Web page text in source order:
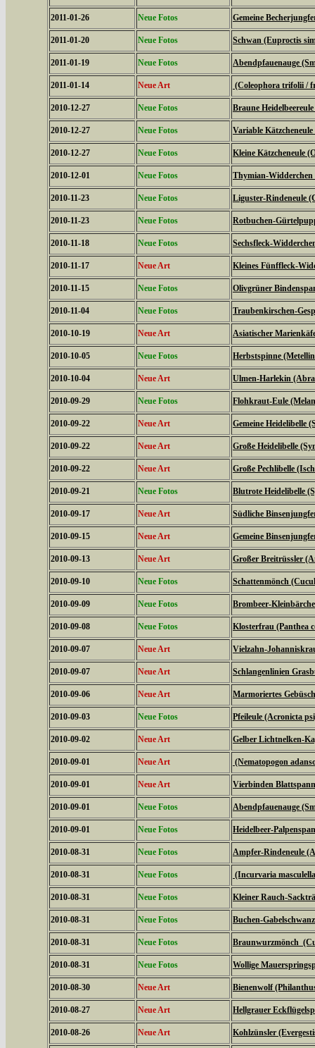
2011-01-26 Neue Fotos Gemeine
2011-01-20 Neue Fotos Schwan (Euproctis
2011-01-19 Neue Fotos Abendpfauenauge
2011-01-14 Neue Art (Coleophora trifolii /
2010-12-27 Neue Fotos Braune
2010-12-27 Neue Fotos Variable
2010-12-27 Neue Fotos Kleine Kätzcheneule
2010-12-01 Neue Fotos Thymian-
2010-11-23 Neue Fotos Liguster-Rindeneule
2010-11-23 Neue Fotos Rotbuchen-
2010-11-18 Neue Fotos Sechsfleck-
2010-11-17 Neue Art Kleines Fünffleck-
2010-11-15 Neue Fotos Olivgrüner
2010-11-04 Neue Fotos Traubenkirschen-
2010-10-19 Neue Art Asiatischer
2010-10-05 Neue Fotos Herbstspinne
2010-10-04 Neue Art Ulmen-Harlekin
2010-09-29 Neue Fotos Flohkraut-Eule
2010-09-22 Neue Art Gemeine Heidelibelle
2010-09-22 Neue Art Große Heidelibelle
2010-09-22 Neue Art Große Pechlibelle
2010-09-21 Neue Fotos Blutrote Heidelibelle
2010-09-17 Neue Art Südliche
2010-09-15 Neue Art Gemeine
2010-09-13 Neue Art Großer Breitrüssler
2010-09-10 Neue Fotos Schattenmönch
2010-09-09 Neue Fotos Brombeer-
2010-09-08 Neue Fotos Klosterfrau (Panthea
2010-09-07 Neue Art Vielzahn-
2010-09-07 Neue Art Schlangenlinien
2010-09-06 Neue Art Marmoriertes
2010-09-03 Neue Fotos Pfeileule (Acronicta
2010-09-02 Neue Art Gelber Lichtnelken-
2010-09-01 Neue Art (Nematopogon
2010-09-01 Neue Art Vierbinden
2010-09-01 Neue Fotos Abendpfauenauge
2010-09-01 Neue Fotos Heidelbeer-
2010-08-31 Neue Fotos Ampfer-Rindeneule
2010-08-31 Neue Fotos (Incurvaria
2010-08-31 Neue Fotos Kleiner Rauch-
2010-08-31 Neue Fotos Buchen-
2010-08-31 Neue Fotos Braunwurzmönch
2010-08-31 Neue Fotos Wollige
2010-08-30 Neue Art Bienenwolf
2010-08-27 Neue Art Hellgrauer
2010-08-26 Neue Art Kohlzünsler